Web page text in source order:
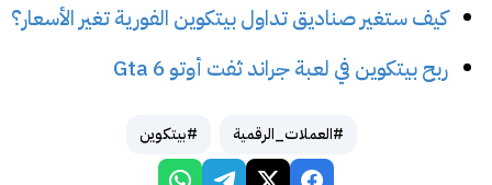
كيف ستغير صناديق تداول بيتكوين الفورية تغير الأسعار؟
ربح بيتكوين في لعبة جراند ثفت أوتو Gta 6
#العملات_الرقمية #بيتكوين